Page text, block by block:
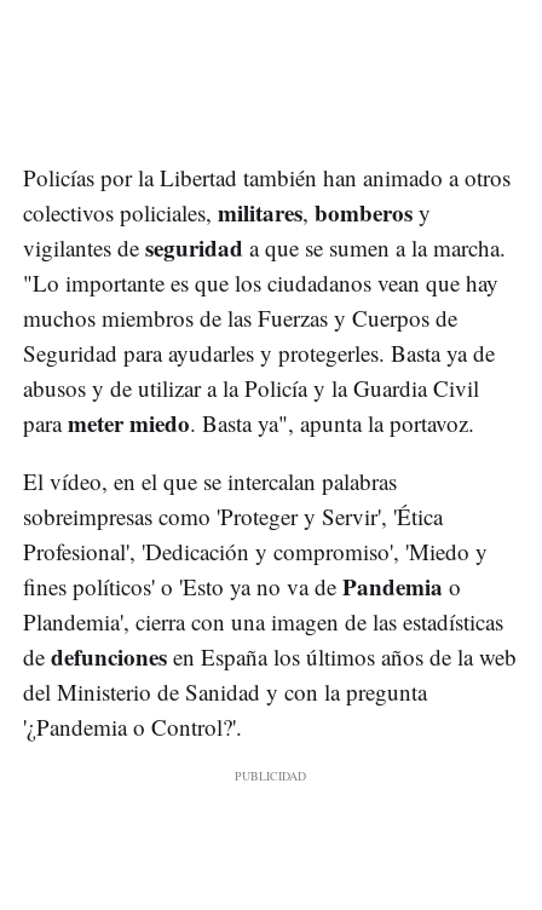
Policías por la Libertad también han animado a otros
colectivos policiales, militares, bomberos y
vigilantes de seguridad a que se sumen a la marcha.
"Lo importante es que los ciudadanos vean que hay
muchos miembros de las Fuerzas y Cuerpos de
Seguridad para ayudarles y protegerles. Basta ya de
abusos y de utilizar a la Policía y la Guardia Civil
parameter miedo. Basta ya", apunta la portavoz.
El vídeo, en el que se intercalan palabras
sobreimpresas como 'Proteger y Servir', 'Ética
Profesional', 'Dedicación y compromiso', 'Miedo y
fines políticos' o 'Esto ya no va de Pandemia o
Plandemia', cierra con una imagen de las estadísticas
de defunciones en España los últimos años de la web
del Ministerio de Sanidad y con la pregunta
'¿Pandemia o Control?'.